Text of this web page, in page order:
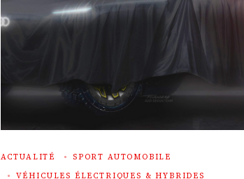
ACTUALITÉ
SPORT AUTOMOBILE
VÉHICULES ÉLECTRIQUES & HYBRIDES